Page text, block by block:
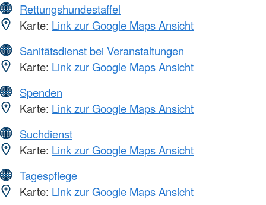
Rettungshundestaffel
Karte: Link zur Google Maps Ansicht
Sanitätsdienst bei Veranstaltungen
Karte: Link zur Google Maps Ansicht
Spenden
Karte: Link zur Google Maps Ansicht
Suchdienst
Karte: Link zur Google Maps Ansicht
Tagespflege
Karte: Link zur Google Maps Ansicht